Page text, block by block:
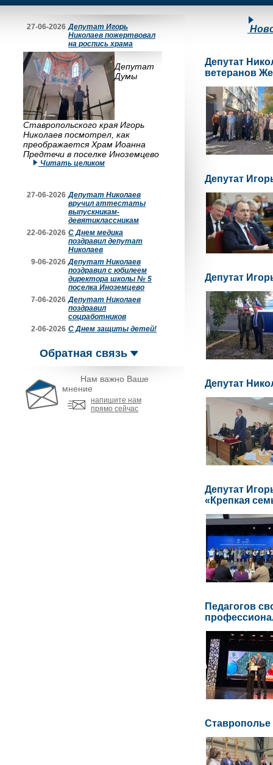
27-06-2026 Депутат Игорь
Николаев пожертвовал
на роспись храма
Депутат
Думы
Ставропольского края Игорь
Николаев посмотрел, как
преображается Храм Иоанна
Предтечи в поселке Иноземцево
Читать целиком
27-06-2026 Депутат Николаев
вручил аттестаты
выпускникам-
девятиклассникам
22-06-2026 С Днем медика
поздравил депутат
Николаев
9-06-2026 Депутат Николаев
поздравил с юбилеем
директора школы № 5
поселка Иноземцево
7-06-2026 Депутат Николаев
поздравил
соцработников
2-06-2026 С Днем защиты детей!
Обратная связь
Нам важно Ваше
мнение
напишите нам
прямо сейчас
Депутат
ветеранов
Депутат
Депутат
Депутат
Депутат
«Крепкая
Педагогов